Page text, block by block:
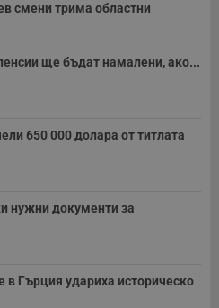
смени трима областни
ще бъдат намалени, ако...
650 000 долара от титлата
нужни документи за
в Гърция удариха историческо